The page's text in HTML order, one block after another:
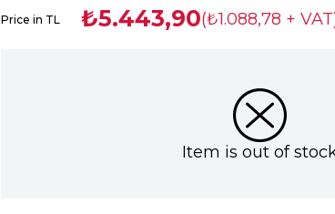
Price in TL ₺5.443,90(₺1.088,78 +
Item is out of